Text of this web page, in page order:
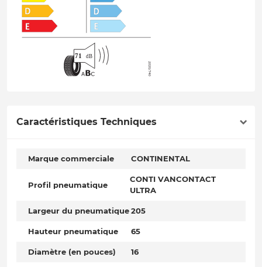
Caractéristiques Techniques
Marque commerciale CONTINENTAL
Profil pneumatique
CONTI VANCONTACT
ULTRA
Largeur du pneumatique205
Hauteur pneumatique 65
Diamètre (en pouces) 16